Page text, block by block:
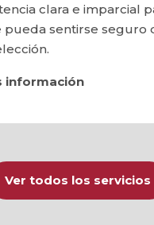
clara e imparcial
pueda sentirse seguro
información
Ver todos los servicios